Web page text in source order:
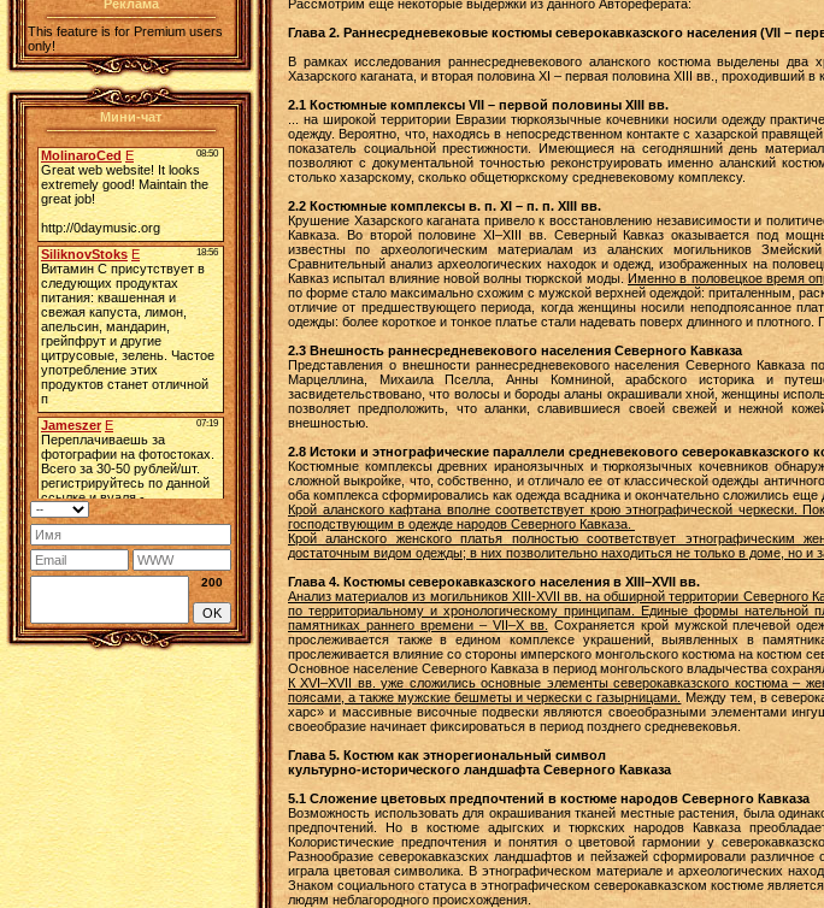
Реклама
This feature is for Premium users
only!
Мини-чат
200
Рассмотрим еще некоторые выдержки из данного Автореферата:
Глава 2. Раннесредневековые костюмы северокавказского населения (VII –
В рамках исследования раннесредневекового аланского костюма выделены
Хазарского каганата, и вторая половина XI – первая половина XIII вв., проходивший в
2.1 Костюмные комплексы VII – первой половины XIII вв.
... на широкой территории Евразии тюркоязычные кочевники носили одежду
одежду. Вероятно, что, находясь в непосредственном контакте с хазарской
показатель социальной престижности. Имеющиеся на сегодняшний день
позволяют с документальной точностью реконструировать именно аланский
столько хазарскому, сколько общетюркскому средневековому комплексу.
2.2 Костюмные комплексы в. п. XI – п. п. XIII вв.
Крушение Хазарского каганата привело к восстановлению независимости и
Кавказа. Во второй половине XI–XIII вв. Северный Кавказ оказывается под
известны по археологическим материалам из аланских могильников
Сравнительный анализ археологических находок и одежд, изображенных на
Кавказ испытал влияние новой волны тюркской моды.Именно в половецкое время
по форме стало максимально схожим с мужской верхней одеждой: приталенным,
отличие от предшествующего периода, когда женщины носили неподпоясанное
одежды: более короткое и тонкое платье стали надевать поверх длинного и
2.3 Внешность раннесредневекового населения Северного Кавказа
Представления о внешности раннесредневекового населения Северного Кавказа
Марцеллина, Михаила Пселла, Анны Комниной, арабского историка и
засвидетельствовано, что волосы и бороды аланы окрашивали хной, женщины
позволяет предположить, что аланки, славившиеся своей свежей и нежной
внешностью.
2.8 Истоки и этнографические параллели средневекового северокавказского
Костюмные комплексы древних ираноязычных и тюркоязычных кочевников
сложной выкройке, что, собственно, и отличало ее от классической одежды
оба комплекса сформировались как одежда всадника и окончательно сложились
Крой аланского кафтана вполне соответствует крою этнографической черкески.
господствующим в одежде народов Северного Кавказа.
Крой аланского женского платья полностью соответствует
достаточным видом одежды; в них позволительно находиться не только в доме, но и
Глава 4. Костюмы северокавказского населения в XIII–XVII вв.
Анализ материалов из могильников XIII-XVII вв. на обширной территории Северного
по территориальному и хронологическому принципам. Единые формы
памятниках раннего времени – VII–X вв.
Сохраняется крой мужской плечевой
прослеживается также в едином комплексе украшений, выявленных в
прослеживается влияние со стороны имперского монгольского костюма на костюм
Основное население Северного Кавказа в период монгольского владычества
К XVI–XVII вв. уже сложились основные элементы северокавказского костюма –
поясами, а также мужские бешметы и черкески с газырницами. Между тем, в
харс» и массивные височные подвески являются своеобразными элементами
своеобразие начинает фиксироваться в период позднего средневековья.
Глава 5. Костюм как этнорегиональный символ
культурно-исторического ландшафта Северного Кавказа
5.1 Сложение цветовых предпочтений в костюме народов Северного Кавказа
Возможность использовать для окрашивания тканей местные растения, была
предпочтений. Но в костюме адыгских и тюркских народов Кавказа
Колористические предпочтения и понятия о цветовой гармонии у
Разнообразие северокавказских ландшафтов и пейзажей сформировали
играла цветовая символика. В этнографическом материале и археологических
Знаком социального статуса в этнографическом северокавказском костюме
людям неблагородного происхождения.